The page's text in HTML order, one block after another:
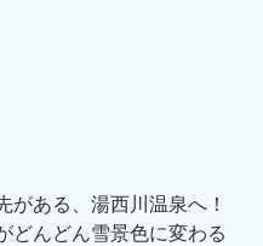
がある、湯西川温泉へ！
どんどん雪景色に変わる